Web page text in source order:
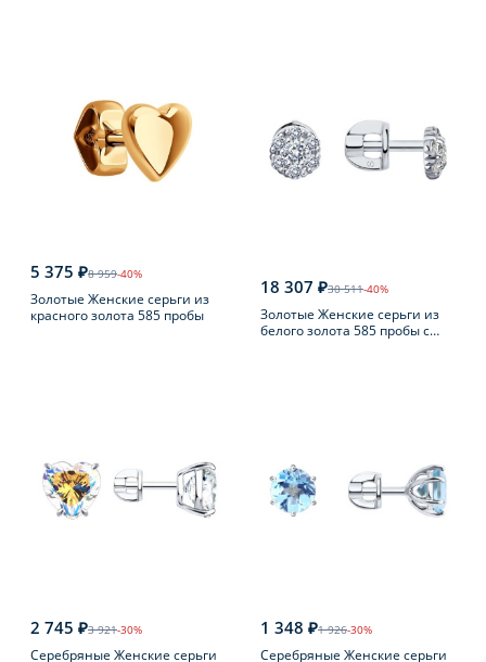
5 375 ₽8 959-40%
Золотые Женские серьги из
красного золота 585 пробы
18 307 ₽30 511-40%
Золотые Женские серьги из
белого золота 585 пробы с
2 745 ₽3 921-30%
Серебряные Женские серьги
1 348 ₽1 926-30%
Серебряные Женские серьги